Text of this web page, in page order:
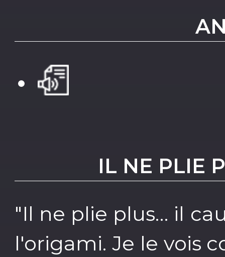
IL NE PLIE
"Il ne plie plus… il
l'origami. Je le vois